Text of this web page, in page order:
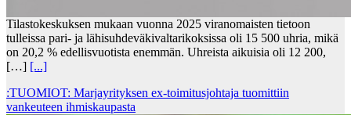
Tilastokeskuksen mukaan vuonna 2025 viranomaisten tietoon
tulleissa pari- ja lähisuhdeväkivaltarikoksissa oli 15 500 uhria, mikä
on 20,2 % edellisvuotista enemmän. Uhreista aikuisia oli 12 200,
[…] [...]
:TUOMIOT: Marjayrityksen ex-toimitusjohtaja tuomittiin
vankeuteen ihmiskaupasta